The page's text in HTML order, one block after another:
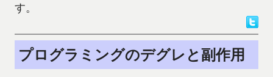
す。
プログラミングのデグレと副作用